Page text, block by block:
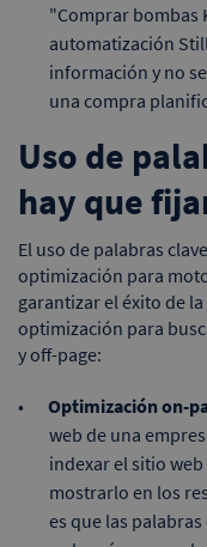
"Comprar bombas
automatización
información y no
una compra
Uso de
hay que
El uso de palabras
optimización para
garantizar el éxito de
optimización para
y off-page:
Optimización on-
web de una
indexar el sitio
mostrarlo en los
es que las